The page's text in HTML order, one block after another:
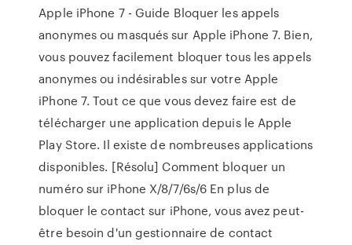
Apple iPhone 7 - Guide Bloquer les appels
anonymes ou masqués sur Apple iPhone 7. Bien,
vous pouvez facilement bloquer tous les appels
anonymes ou indésirables sur votre Apple
iPhone 7. Tout ce que vous devez faire est de
télécharger une application depuis le Apple
Play Store. Il existe de nombreuses applications
disponibles. [Résolu] Comment bloquer un
numéro sur iPhone X/8/7/6s/6 En plus de
bloquer le contact sur iPhone, vous avez peut-
être besoin d'un gestionnaire de contact